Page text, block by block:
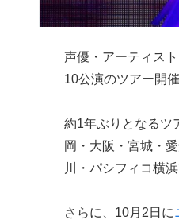
声優・アーティス
10公演のツアー開
約1年ぶりとなるツ
岡・大阪・宮城・
川・パシフィコ横浜
さらに、10月2日に